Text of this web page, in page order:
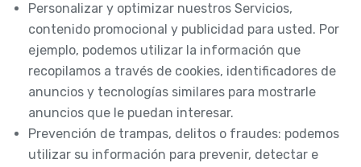
Personalizar y optimizar nuestros Servicios,
contenido promocional y publicidad para usted. Por
ejemplo, podemos utilizar la información que
recopilamos a través de cookies, identificadores de
anuncios y tecnologías similares para mostrarle
anuncios que le puedan interesar.
Prevención de trampas, delitos o fraudes: podemos
utilizar su información para prevenir, detectar e